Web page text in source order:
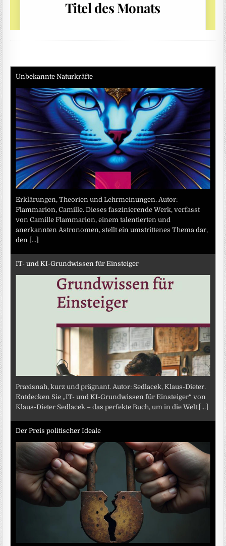
Unbekannte Naturkräfte
Erklärungen, Theorien und Lehrmeinungen. Autor:
Flammarion, Camille. Dieses faszinierende Werk, verfasst
von Camille Flammarion, einem talentierten und
anerkannten Astronomen, stellt ein umstrittenes Thema dar,
den [...]
IT- und KI-Grundwissen für Einsteiger
Praxisnah, kurz und prägnant. Autor: Sedlacek, Klaus-Dieter.
Entdecken Sie „IT- und KI-Grundwissen für Einsteiger“ von
Klaus-Dieter Sedlacek – das perfekte Buch, um in die Welt [...]
Der Preis politischer Ideale